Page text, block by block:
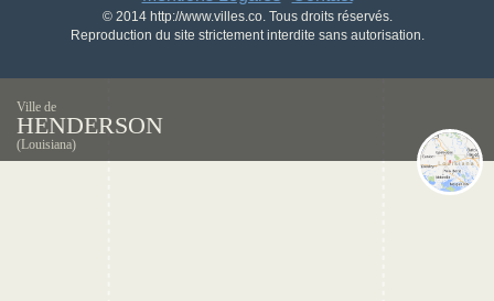
© 2014 http://www.villes.co. Tous droits réservés.
Reproduction du site strictement interdite sans autorisation.
Ville de
HENDERSON
(Louisiana)